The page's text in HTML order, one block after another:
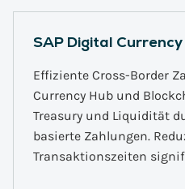
SAP Digital Currency
Effiziente Cross-Border
Currency Hub und
Treasury und Liquidität
basierte Zahlungen.
Transaktionszeiten